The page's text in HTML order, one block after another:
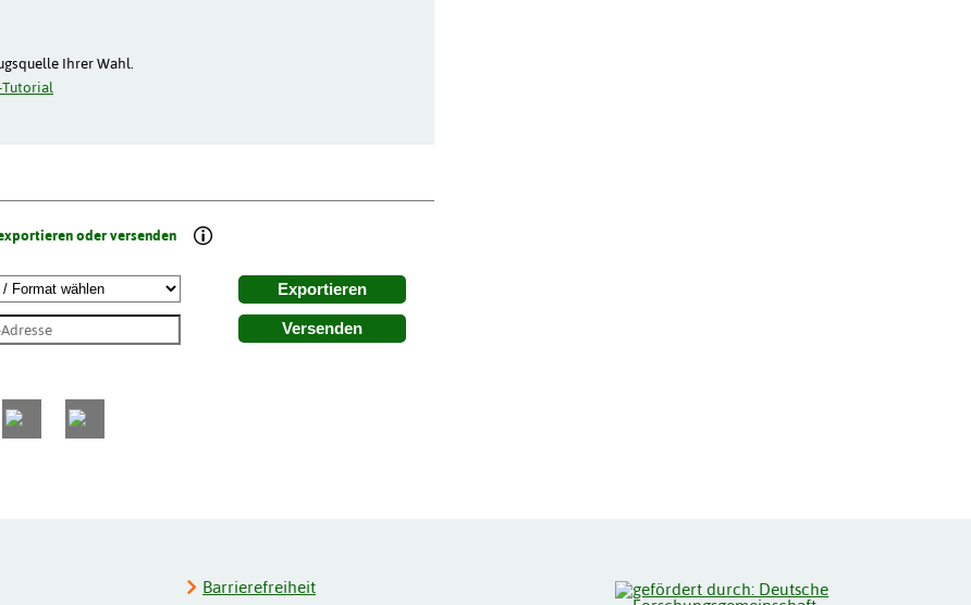
Ihrer Wahl.
oder versenden
Exportieren
Versenden
Barrierefreiheit